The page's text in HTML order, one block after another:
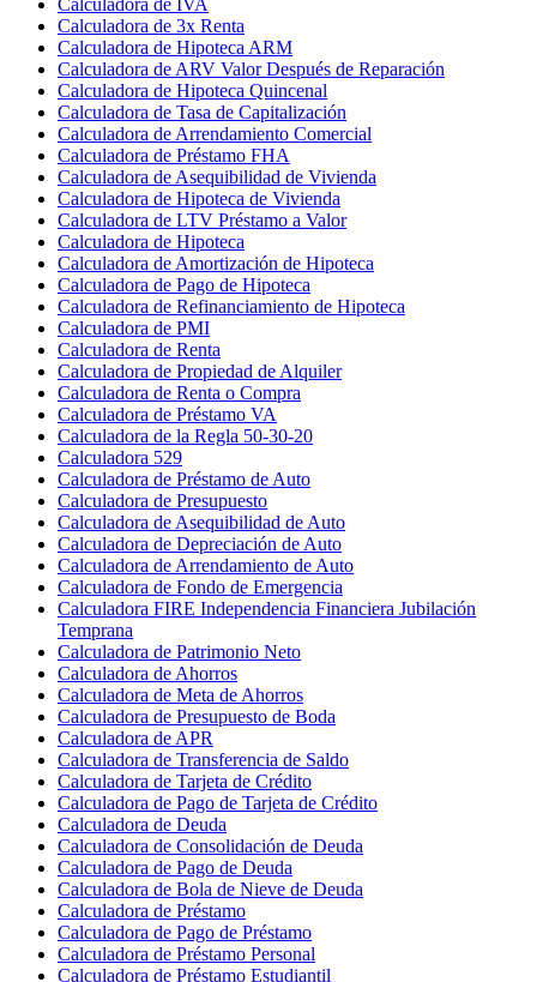
Calculadora de 3x Renta
Calculadora de Hipoteca ARM
Calculadora de ARV Valor Después de Reparación
Calculadora de Hipoteca Quincenal
Calculadora de Tasa de Capitalización
Calculadora de Arrendamiento Comercial
Calculadora de Préstamo FHA
Calculadora de Asequibilidad de Vivienda
Calculadora de Hipoteca de Vivienda
Calculadora de LTV Préstamo a Valor
Calculadora de Hipoteca
Calculadora de Amortización de Hipoteca
Calculadora de Pago de Hipoteca
Calculadora de Refinanciamiento de Hipoteca
Calculadora de PMI
Calculadora de Renta
Calculadora de Propiedad de Alquiler
Calculadora de Renta o Compra
Calculadora de Préstamo VA
Calculadora de la Regla 50-30-20
Calculadora 529
Calculadora de Préstamo de Auto
Calculadora de Presupuesto
Calculadora de Asequibilidad de Auto
Calculadora de Depreciación de Auto
Calculadora de Arrendamiento de Auto
Calculadora de Fondo de Emergencia
Calculadora FIRE Independencia Financiera Jubilación
Temprana
Calculadora de Patrimonio Neto
Calculadora de Ahorros
Calculadora de Meta de Ahorros
Calculadora de Presupuesto de Boda
Calculadora de APR
Calculadora de Transferencia de Saldo
Calculadora de Tarjeta de Crédito
Calculadora de Pago de Tarjeta de Crédito
Calculadora de Deuda
Calculadora de Consolidación de Deuda
Calculadora de Pago de Deuda
Calculadora de Bola de Nieve de Deuda
Calculadora de Préstamo
Calculadora de Pago de Préstamo
Calculadora de Préstamo Personal
Calculadora de Préstamo Estudiantil